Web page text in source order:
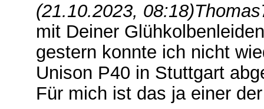
(21.10.2023, 08:18)
mit Deiner
gestern konnte ich nicht
Unison P40 in Stuttgart
Für mich ist das ja einer